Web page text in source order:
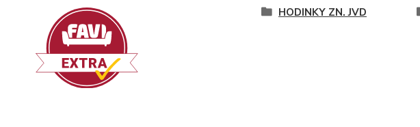
HODINKY ZN. JVD